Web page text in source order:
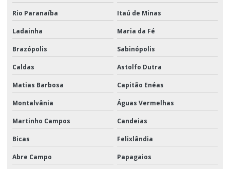
Rio Paranaíba Itaú de Minas
Ladainha Maria da Fé
Brazópolis Sabinópolis
Caldas Astolfo Dutra
Matias Barbosa Capitão Enéas
Montalvânia Águas Vermelhas
Martinho Campos Candeias
Bicas Felixlândia
Abre Campo Papagaios